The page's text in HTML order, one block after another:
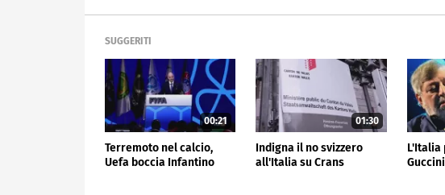
SUGGERITI
00:21
Terremoto nel calcio,
Uefa boccia Infantino
01:30
Indigna il no svizzero
all'Italia su Crans
L'Italia
Guccini